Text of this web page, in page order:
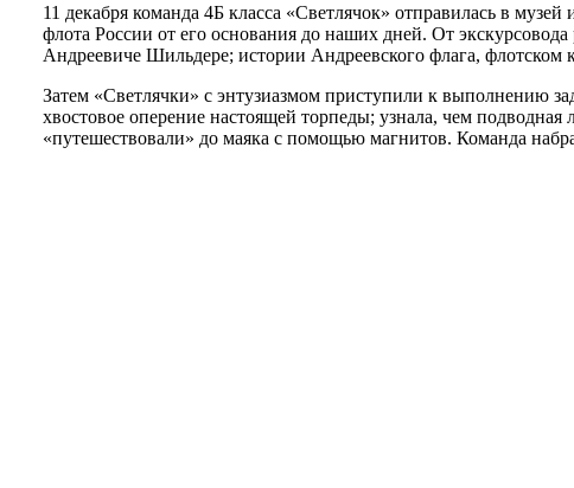
11 декабря команда 4Б класса «Светлячок» отправилась в
флота России от его основания до наших дней. От
Андреевиче Шильдере; истории Андреевского флага,
Затем «Светлячки» с энтузиазмом приступили к выполнению
хвостовое оперение настоящей торпеды; узнала, чем
«путешествовали» до маяка с помощью магнитов. Команда